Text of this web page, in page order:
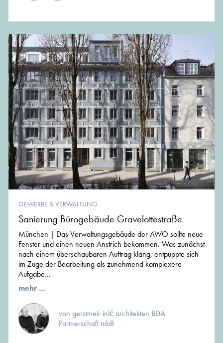
GEWERBE & VERWALTUNG
Sanierung Bürogebäude Gravelottestraße
München | Das Verwaltungsgebäude der AWO sollte neue
Fenster und einen neuen Anstrich bekommen. Was zunächst
nach einem überschaubaren Auftrag klang, entpuppte sich
im Zuge der Bearbeitung als zunehmend komplexere
Aufgabe...
mehr ...
von gerstmeir inić architekten BDA
Partnerschaft mbB